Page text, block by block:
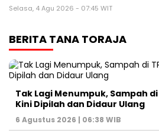
Selasa, 4 Agu 2026 - 07:45 WIT
BERITA TANA TORAJA
Tak Lagi Menumpuk, Sampah
Kini Dipilah dan Didaur Ulang
6 Agustus 2026 | 06:38 WIB